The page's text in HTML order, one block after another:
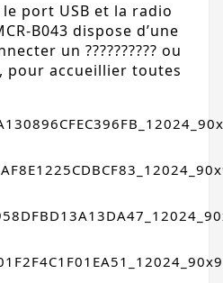
port USB et la radio
B043 dispose d’une
un ?????????? ou
pour accueillier toutes